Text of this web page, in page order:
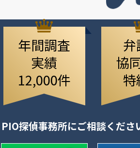
年間調査
実績
12,000件
弁
協
特
PIO探偵事務所にご相談くださ